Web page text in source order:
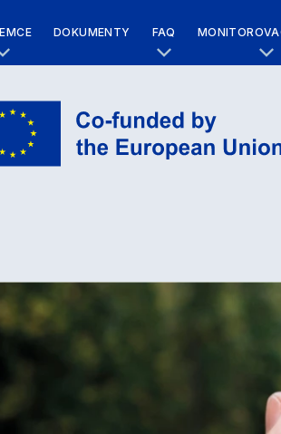
DOKUMENTY FAQ